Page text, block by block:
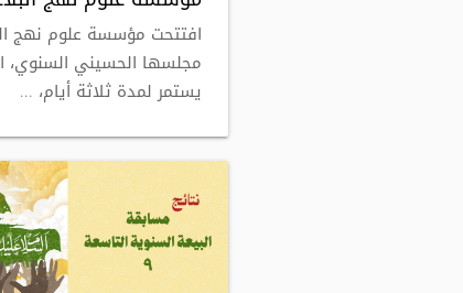
افتتحت مؤسسة علوم نهج
مجلسها الحسيني السنوي،
يستمر لمدة ثلاثة أيام، ...